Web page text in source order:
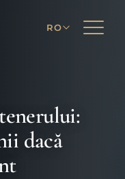
RO
dacă